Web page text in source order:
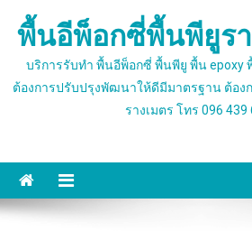
พื้นอีพ็อกซี่พื้นพียูร
บริการรับทำ พื้นอีพ็อกซี่ พื้นพียู พื้น epoxy
ต้องการปรับปรุงพัฒนาให้ดีมีมาตรฐาน ต้อง
รางเมตร โทร 096 439